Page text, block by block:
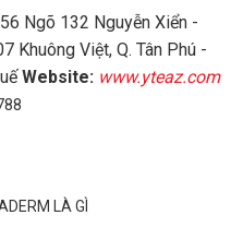
Ngõ 132 Nguyễn Xiển -
Khuông Việt, Q. Tân Phú -
Website: www.yteaz.com
LÀ GÌ